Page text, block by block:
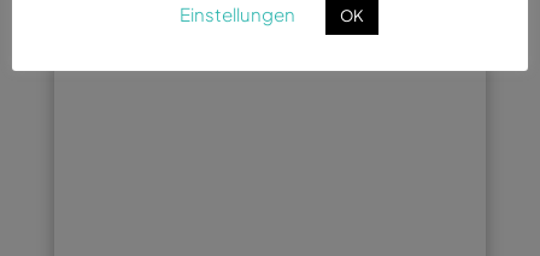
Einstellungen
OK